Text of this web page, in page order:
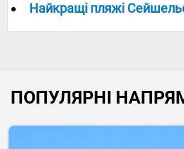
Найкращі пляжі
ПОПУЛЯРНІ